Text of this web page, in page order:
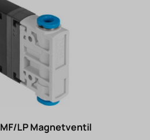
LP Magnetventil